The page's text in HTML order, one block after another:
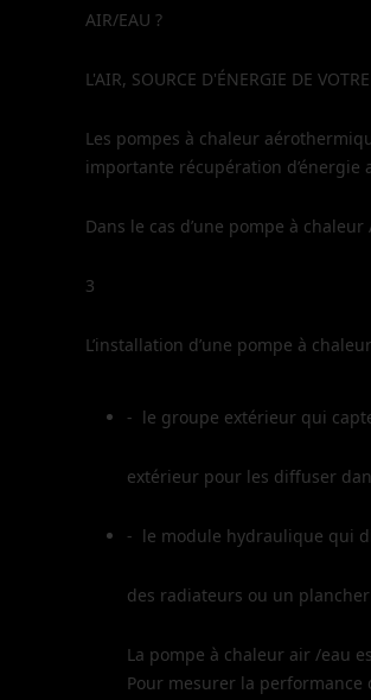
AIR/EAU ?
L'AIR, SOURCE D'ÉNERGIE DE
Les pompes à chaleur
importante récupération d’énergie
Dans le cas d’une pompe à
3
L’installation d’une pompe à
- le groupe extérieur qui
extérieur pour les diffuser
- le module hydraulique qui
des radiateurs ou un
La pompe à chaleur air /eau
Pour mesurer la performance